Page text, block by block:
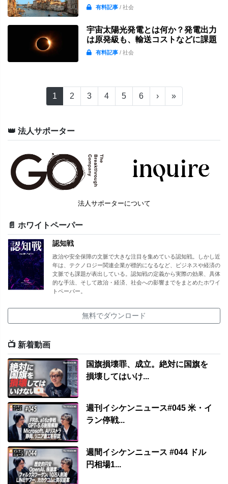
有料記事/ 社会
宇宙太陽光発電とは何か？発電出力
は原発級も、輸送コストなどに課題
有料記事/ 社会
1 2 3 4 5 6 › »
👑 法人サポーター
法人サポーターについて
📄 ホワイトペーパー
認知戦
政治や安全保障の文脈で大きな注目を集めている認知戦。しかし近
年は、テクノロジー関連企業が標的になるなど、ビジネスや経済の
文脈でも課題が表出している。認知戦の定義から実際の効果、具体
的な手法、そして政治・経済、社会への影響までをまとめたホワイ
トペーパー。
無料でダウンロード
📺 新着動画
国旗損壊罪、成立。絶対に国旗を
損壊してはいけ...
週刊イシケンニュース#045 米・イ
ラン停戦...
週間イシケンニュース #044 ドル
円相場1...